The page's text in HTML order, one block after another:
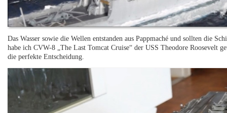
Das Wasser sowie die Wellen entstanden aus Pappmaché und sollten die
habe ich CVW-8 „The Last Tomcat Cruise“ der USS Theodore Roosevelt
die perfekte Entscheidung.